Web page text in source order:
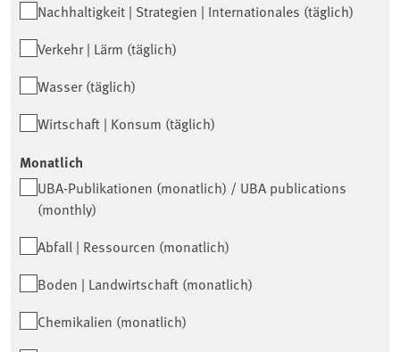
Nachhaltigkeit | Strategien | Internationales (täglich)
Verkehr | Lärm (täglich)
Wasser (täglich)
Wirtschaft | Konsum (täglich)
Monatlich
UBA-Publikationen (monatlich) / UBA publications
(monthly)
Abfall | Ressourcen (monatlich)
Boden | Landwirtschaft (monatlich)
Chemikalien (monatlich)